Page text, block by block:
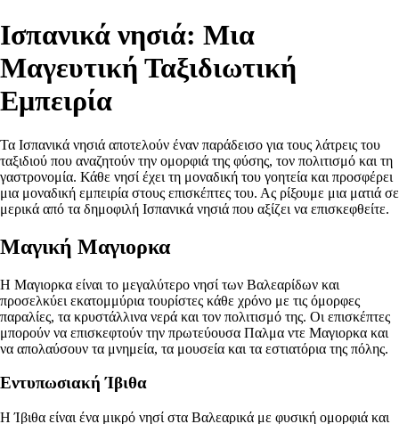
Ισπανικά νησιά: Μια
Μαγευτική Ταξιδιωτική
Εμπειρία
Τα Ισπανικά νησιά αποτελούν έναν παράδεισο για τους λάτρεις του
ταξιδιού που αναζητούν την ομορφιά της φύσης, τον πολιτισμό και τη
γαστρονομία. Κάθε νησί έχει τη μοναδική του γοητεία και προσφέρει
μια μοναδική εμπειρία στους επισκέπτες του. Ας ρίξουμε μια ματιά σε
μερικά από τα δημοφιλή Ισπανικά νησιά που αξίζει να επισκεφθείτε.
Μαγική Μαγιορκα
Η Μαγιορκα είναι το μεγαλύτερο νησί των Βαλεαρίδων και
προσελκύει εκατομμύρια τουρίστες κάθε χρόνο με τις όμορφες
παραλίες, τα κρυστάλλινα νερά και τον πολιτισμό της. Οι επισκέπτες
μπορούν να επισκεφτούν την πρωτεύουσα Παλμα ντε Μαγιορκα και
να απολαύσουν τα μνημεία, τα μουσεία και τα εστιατόρια της πόλης.
Εντυπωσιακή Ίβιθα
Η Ίβιθα είναι ένα μικρό νησί στα Βαλεαρικά με φυσική ομορφιά και